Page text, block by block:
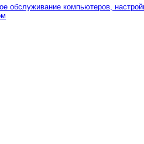
обслуживание компьютеров,